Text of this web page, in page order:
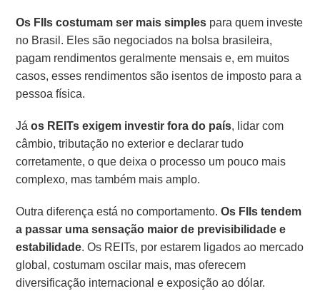
Os FIIs costumam ser mais simples para quem investe
no Brasil. Eles são negociados na bolsa brasileira,
pagam rendimentos geralmente mensais e, em muitos
casos, esses rendimentos são isentos de imposto para a
pessoa física.
Jáos REITs exigem investir fora do país, lidar com
câmbio, tributação no exterior e declarar tudo
corretamente, o que deixa o processo um pouco mais
complexo, mas também mais amplo.
Outra diferença está no comportamento.Os FIIs tendem
a passar uma sensação maior de previsibilidade e
estabilidade. Os REITs, por estarem ligados ao mercado
global, costumam oscilar mais, mas oferecem
diversificação internacional e exposição ao dólar.